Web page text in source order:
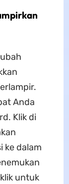
Anda
Klik di
ke dalam
untuk